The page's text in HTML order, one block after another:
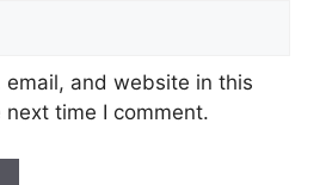
email, and website in this
time I comment.